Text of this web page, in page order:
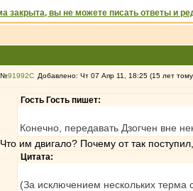
№91992 Добавлено: Чт 07 Апр 11, 18:25 (15 лет
Гость Гость пишет:
Конечно, передавать Дзогчен вне
Что им двигало? Почему от так
Цитата:
(За исключением нескольких